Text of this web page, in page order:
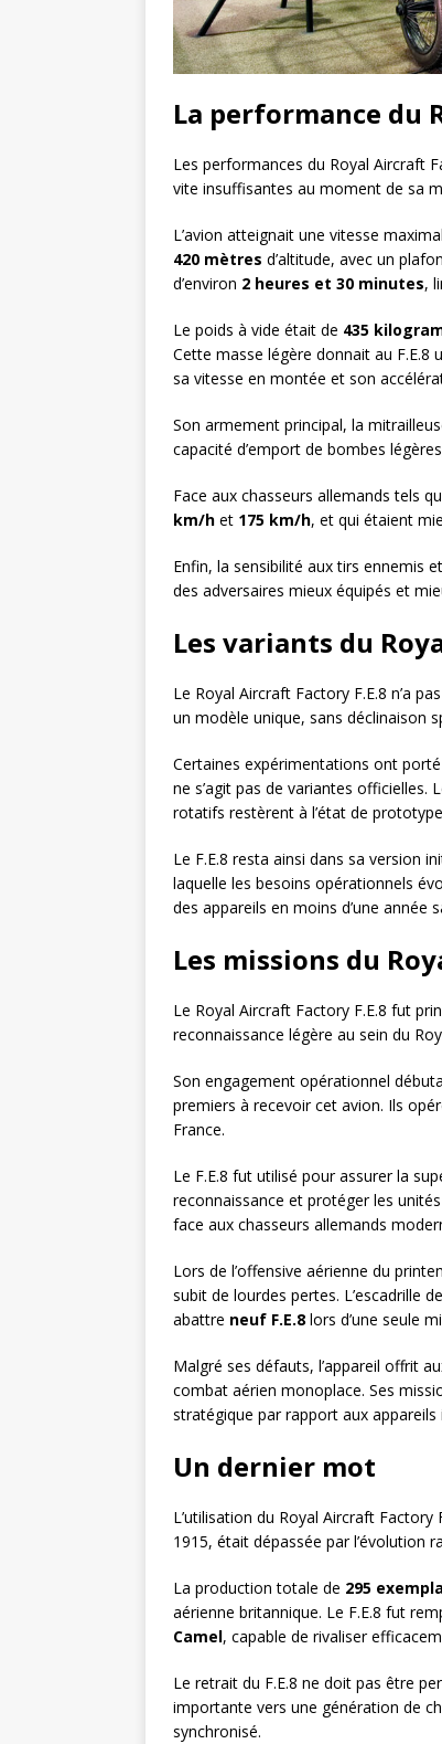
La performance du
Les performances du Royal Aircraft
vite insuffisantes au moment de sa
L’avion atteignait une vitesse
420 mètres d’altitude, avec un
d’environ 2 heures et 30 minutes,
Le poids à vide était de 435
Cette masse légère donnait au
sa vitesse en montée et son
Son armement principal, la
capacité d’emport de bombes
Face aux chasseurs allemands tels
km/h et 175 km/h, et qui étaient
Enfin, la sensibilité aux tirs ennemis
des adversaires mieux équipés et
Les variants du
Le Royal Aircraft Factory F.E.8 n’a
un modèle unique, sans déclinaison
Certaines expérimentations ont
ne s’agit pas de variantes officielles.
rotatifs restèrent à l’état de
Le F.E.8 resta ainsi dans sa version
laquelle les besoins opérationnels
des appareils en moins d’une
Les missions du
Le Royal Aircraft Factory F.E.8 fut
reconnaissance légère au sein du
Son engagement opérationnel
premiers à recevoir cet avion. Ils
France.
Le F.E.8 fut utilisé pour assurer la
reconnaissance et protéger les
face aux chasseurs allemands
Lors de l’offensive aérienne du
subit de lourdes pertes. L’escadrille de
abattre neuf F.E.8 lors d’une seule
Malgré ses défauts, l’appareil offrit
combat aérien monoplace. Ses
stratégique par rapport aux
Un dernier mot
L’utilisation du Royal Aircraft
1915, était dépassée par l’évolution
La production totale de 295
aérienne britannique. Le F.E.8 fut
Camel, capable de rivaliser
Le retrait du F.E.8 ne doit pas être
importante vers une génération de
synchronisé.